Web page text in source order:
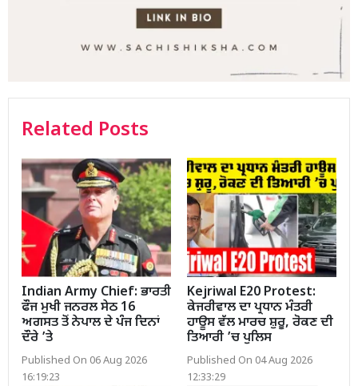
Related Posts
Indian Army Chief: ਭਾਰਤੀ
ਫੌਜ ਮੁਖੀ ਜਨਰਲ ਸੇਠ 16
ਅਗਸਤ ਤੋਂ ਨੇਪਾਲ ਦੇ ਪੰਜ ਦਿਨਾਂ
ਦੌਰੇ ’ਤੇ
Published On 06 Aug 2026
16:19:23
Kejriwal E20 Protest:
ਕੇਜਰੀਵਾਲ ਦਾ ਪ੍ਰਧਾਨ ਮੰਤਰੀ
ਹਾਊਸ ਵੱਲ ਮਾਰਚ ਸ਼ੁਰੂ, ਰੋਕਣ ਦੀ
ਤਿਆਰੀ ’ਚ ਪੁਲਿਸ
Published On 04 Aug 2026
12:33:29